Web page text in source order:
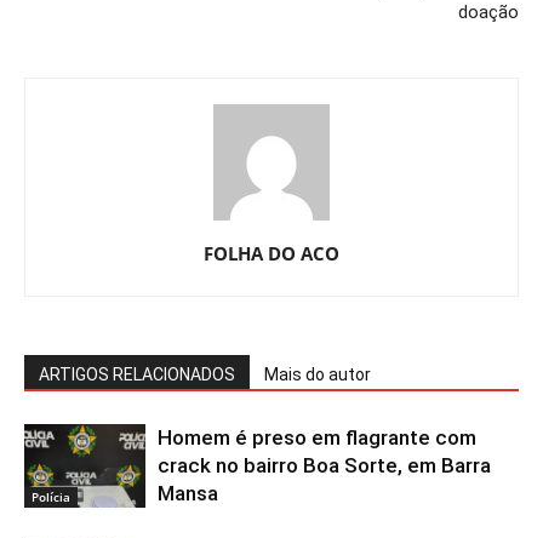
doação
FOLHA DO ACO
ARTIGOS RELACIONADOS Mais do autor
Polícia
Homem é preso em flagrante com
crack no bairro Boa Sorte, em Barra
Mansa